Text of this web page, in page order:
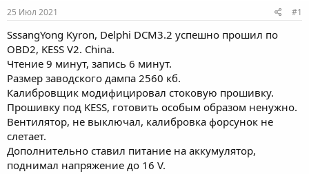
е
м
ы
л
25 Июл 2021 #1
SssangYong Kyron, Delphi DCM3.2 успешно прошил по
OBD2, KESS V2. China.
Чтение 9 минут, запись 6 минут.
Размер заводского дампа 2560 кб.
Калибровщик модифицировал стоковую прошивку.
Прошивку под KESS, готовить особым образом ненужно.
Вентилятор, не выключал, калибровка форсунок не
слетает.
Дополнительно ставил питание на аккумулятор,
поднимал напряжение до 16 V.